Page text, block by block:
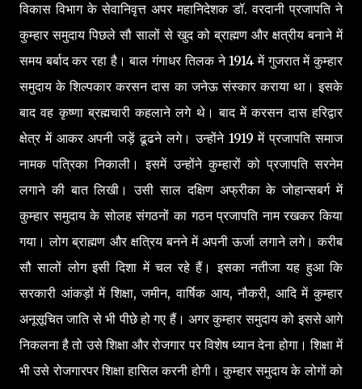
विकास विभाग के सेवानिवृत्त अपर महानिदेशक डॉ. वरदानी प्रजापति ने
कुम्हार समुदाय पिछले सौ सालों से खुद को ब्राह्मण और क्षत्रीय बनाने में
समय बर्बाद कर रहा है। बाल गंगाधर तिलक ने 1914 में गुजरात में कुम्हार
समुदाय के शिल्पकार करसन दास का जनेऊ संस्कार कराया था। इसके
बाद वह कृष्णा ब्रह्मचारी कहलाने लगे थे। बाद में करसन दास हरिद्वार
क्षेत्र में आकर अपनी जड़ें ढूढने लगे। उन्होंने 1919 में प्रजापति समाज
नामक पत्रिका निकाली। इसमें उन्होंने कुम्हारों को प्रजापति सरनेम
लगाने की बात लिखी। उसी साल दक्षिण अफ्रीका के जोहान्सबर्ग में
कुम्हार समुदाय के सोलह संगठनों का गठन प्रजापति नाम रखकर किया
गया। लोग ब्राह्मण और क्षत्रिय बनने में अपनी ऊर्जा लगाने लगे। करीब
सौ सालों लोग इसी दिशा में चल रहे हैं। इसका नतीजा यह हुआ कि
सरकारी आंकड़ों में शिक्षा, जमीन, वार्षिक आय, नौकरी, आदि में कुम्हार
अनूसूचित जाति से भी पीछे हो गए हैं। अगर कुम्हार समुदाय को इससे आगे
निकलना है तो उसे शिक्षा और रोजगार पर विशेष ध्यान देना होगा। शिक्षा में
भी उसे रोजगारपर शिक्षा हासिल करनी होगी। कुम्हार समुदाय के लोगों को